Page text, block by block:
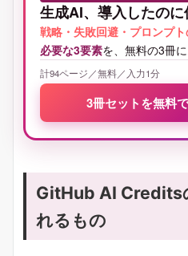
生成AI、導入したの
戦略・失敗回避・プロンプト
必要な3要素を、無料の3冊に
計94ページ／無料／入力1分
3冊セットを無料
GitHub AI Credits
れるもの